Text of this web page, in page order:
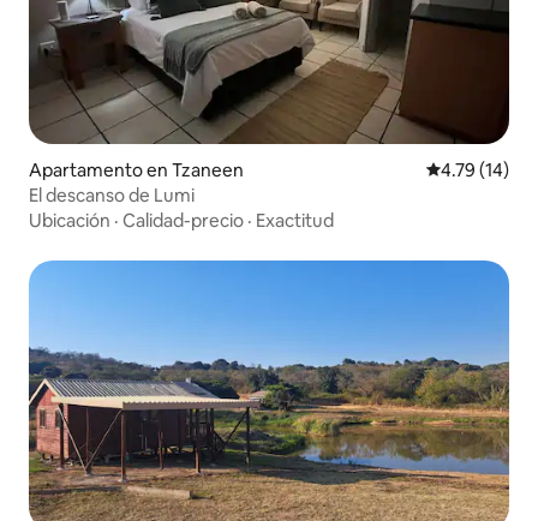
Apartamento en Tzaneen Calificación
4.79 (14)
El descanso de Lumi
Ubicación · Calidad-precio · Exactitud